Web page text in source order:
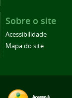
Sobre o site
Acessibilidade
Mapa do site